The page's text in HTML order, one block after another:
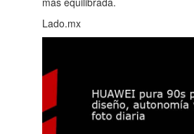
Lado.mx